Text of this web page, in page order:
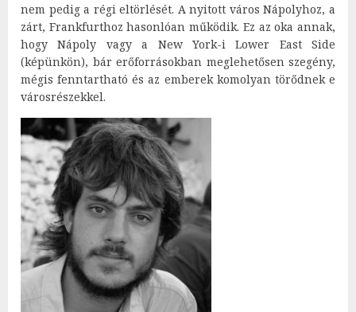
nem pedig a régi eltörlését. A nyitott város Nápolyhoz, a
zárt, Frankfurthoz hasonlóan működik. Ez az oka annak,
hogy Nápoly vagy a New York-i Lower East Side
(képünkön), bár erőforrásokban meglehetősen szegény,
mégis fenntartható és az emberek komolyan törődnek e
városrészekkel.